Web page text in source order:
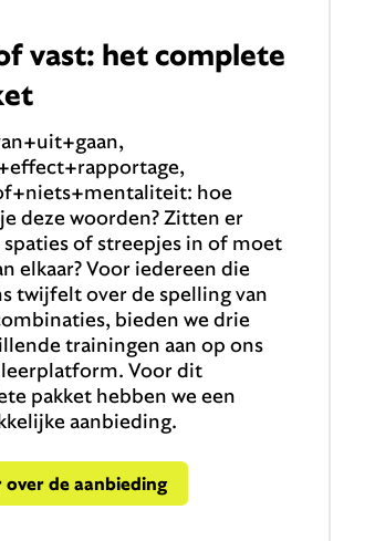
vast: het complete
hoe
deze woorden? Zitten er
spaties of streepjes in of moet
elkaar? Voor iedereen die
twijfelt over de spelling van
bieden we drie
trainingen aan op ons
Voor dit
pakket hebben we een
aanbieding.
over de aanbieding